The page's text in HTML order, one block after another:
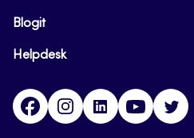
Blogit
Helpdesk
FacebookInstagram
LinkedInYoutube